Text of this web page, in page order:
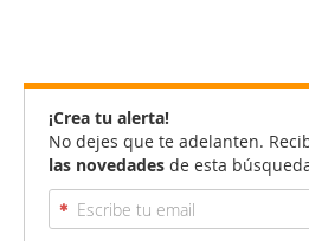
¡Crea tu alerta!
No dejes que te adelanten.
las novedades de esta